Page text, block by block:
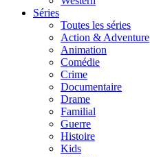
Séries
Toutes les séries
Action & Adventure
Animation
Comédie
Crime
Documentaire
Drame
Familial
Guerre
Histoire
Kids